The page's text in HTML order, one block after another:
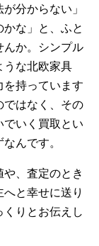
分からない」
な」と、ふと
んか。シンプル
うな北欧家具
を持っています
ではなく、その
でいく買取とい
んです。
、査定のとき
と幸せに送り
りとお伝えし